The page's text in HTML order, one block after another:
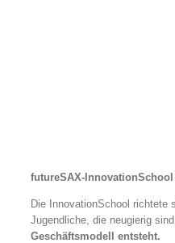
futureSAX-
Die InnovationSchool richtete
Jugendliche, die neugierig
Geschäftsmodell entsteht.